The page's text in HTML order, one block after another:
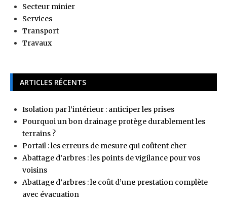
Secteur minier
Services
Transport
Travaux
ARTICLES RÉCENTS
Isolation par l’intérieur : anticiper les prises
Pourquoi un bon drainage protège durablement les
terrains ?
Portail : les erreurs de mesure qui coûtent cher
Abattage d’arbres : les points de vigilance pour vos
voisins
Abattage d’arbres : le coût d’une prestation complète
avec évacuation